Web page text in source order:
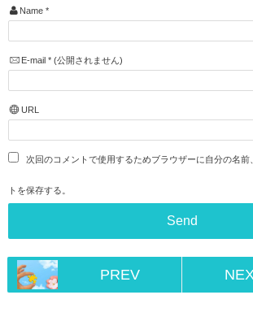
Name *
E-mail *(公開されません)
URL
次回のコメントで使用するためブラウザーに自分の名前
トを保存する。
PREV